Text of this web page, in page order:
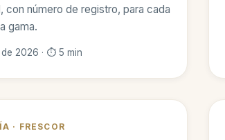
con número de registro, para cada
gama.
2026 · ⏱️ 5 min
· FRESCOR